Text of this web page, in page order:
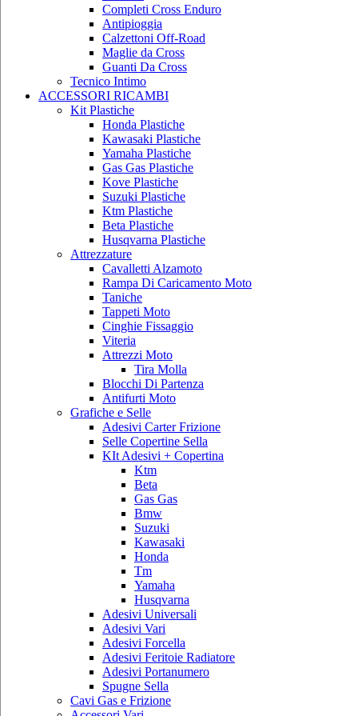
Completi Cross Enduro
Antipioggia
Calzettoni Off-Road
Maglie da Cross
Guanti Da Cross
Tecnico Intimo
ACCESSORI RICAMBI
Kit Plastiche
Honda Plastiche
Kawasaki Plastiche
Yamaha Plastiche
Gas Gas Plastiche
Kove Plastiche
Suzuki Plastiche
Ktm Plastiche
Beta Plastiche
Husqvarna Plastiche
Attrezzature
Cavalletti Alzamoto
Rampa Di Caricamento Moto
Taniche
Tappeti Moto
Cinghie Fissaggio
Viteria
Attrezzi Moto
Tira Molla
Blocchi Di Partenza
Antifurti Moto
Grafiche e Selle
Adesivi Carter Frizione
Selle Copertine Sella
KIt Adesivi + Copertina
Ktm
Beta
Gas Gas
Bmw
Suzuki
Kawasaki
Honda
Tm
Yamaha
Husqvarna
Adesivi Universali
Adesivi Vari
Adesivi Forcella
Adesivi Feritoie Radiatore
Adesivi Portanumero
Spugne Sella
Cavi Gas e Frizione